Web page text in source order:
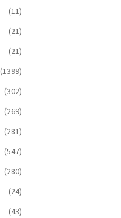
(11)
(21)
(21)
(1399)
(302)
(269)
(281)
(547)
(280)
(24)
(43)